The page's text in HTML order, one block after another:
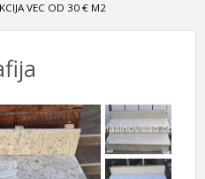
VEC OD 30 € M2